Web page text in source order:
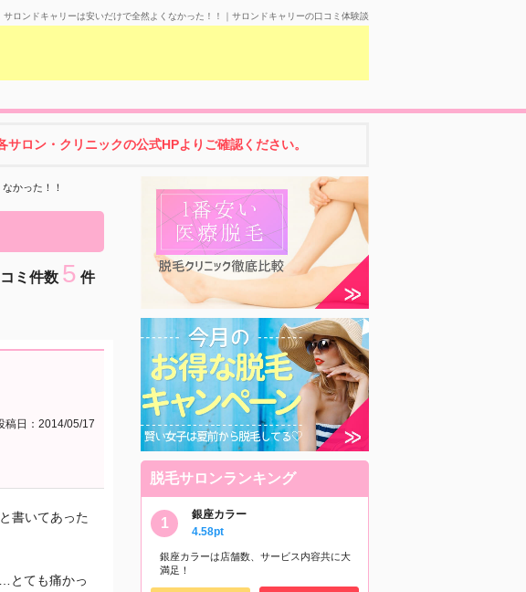
サロンドキャリーは安いだけで全然よくなかった！！｜サロンドキャリーの口コミ体験談
ロン・クリニックの公式HPよりご確認ください。
かった！！
ミ件数 5 件
稿日：2014/05/17
書いてあった
とても痛かっ
脱毛サロンランキング
銀座カラー
4.58pt
銀座カラーは店舗数、サービス内容共に大
満足！